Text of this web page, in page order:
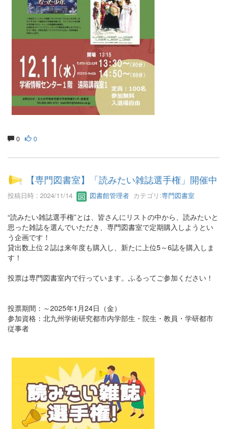
0 0
【専門図書室】「読みたい雑誌選手権」開催中
投稿日時 : 2024/11/14 図書館管理者 カテゴリ:専門図書室
“読みたい雑誌選手権”とは、皆さんにリストの中から、読みたいと
思った雑誌を選んでいただき、専門図書室で定期購入しようとい
う企画です！
貸出数上位２誌は来年度も購入し、新たに上位5～6誌を購入しま
す！
投票は専門図書室内で行っています。ふるってご参加ください！
投票期間：～2025年1月24日（金）
参加資格：北九州学術研究都市内学部生・院生・教員・学研都市
従事者